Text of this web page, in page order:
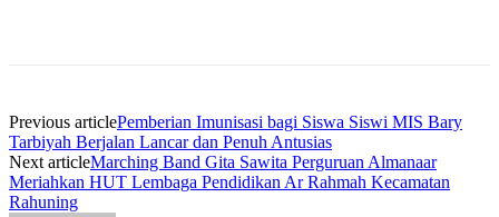
Previous articlePemberian Imunisasi bagi Siswa Siswi MIS Bary
Tarbiyah Berjalan Lancar dan Penuh Antusias
Next articleMarching Band Gita Sawita Perguruan Almanaar
Meriahkan HUT Lembaga Pendidikan Ar Rahmah Kecamatan
Rahuning